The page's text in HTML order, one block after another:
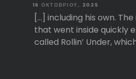
16 ΟΚΤΩΒΡΊΟΥ, 2025
[…] including his own.
that went inside quickly
called Rollin’ Under,